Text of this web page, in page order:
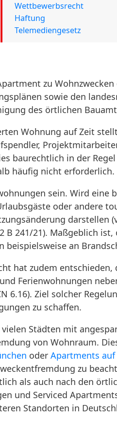
Wettbewerbsrecht
Haftung
Telemediengesetz
zu
sowie den
des örtlichen
Wohnung auf Zeit
baurechtlich in der
häufig nicht erforderlich.
sein. Wird eine
oder andere
darstellen
B 241/21). Maßgeblich
beispielsweise an
hat zudem
Ferienwohnungen
6.16). Ziel solcher
zu schaffen.
Städten mit
von Wohnraum.
oderApartments auf
zu
als auch nach den
und Serviced
Standorten in